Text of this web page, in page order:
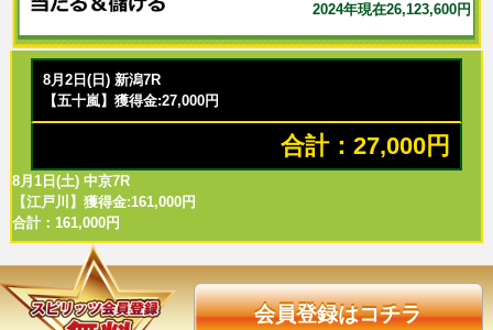
2024年現在26,123,600円
8月2日(日) 新潟7R
【五十嵐】獲得金:27,000円
合計：27,000円
8月1日(土) 中京7R
【江戸川】獲得金:161,000円
合計：161,000円
会員登録はコチラ